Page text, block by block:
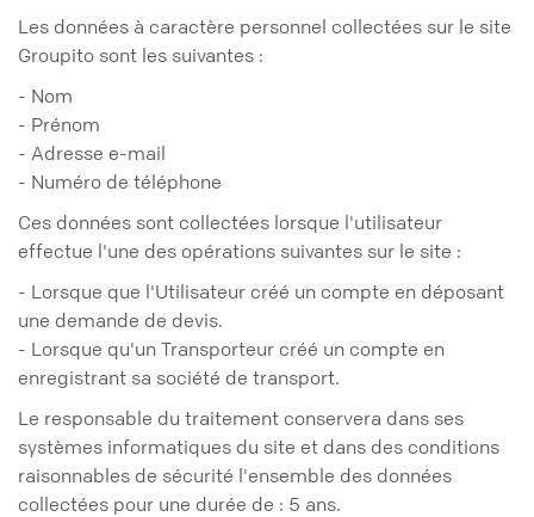
Les données à caractère personnel collectées sur le site
Groupito sont les suivantes :
- Nom
- Prénom
- Adresse e-mail
- Numéro de téléphone
Ces données sont collectées lorsque l'utilisateur
effectue l'une des opérations suivantes sur le site :
- Lorsque que l'Utilisateur créé un compte en déposant
une demande de devis.
- Lorsque qu'un Transporteur créé un compte en
enregistrant sa société de transport.
Le responsable du traitement conservera dans ses
systèmes informatiques du site et dans des conditions
raisonnables de sécurité l'ensemble des données
collectées pour une durée de : 5 ans.